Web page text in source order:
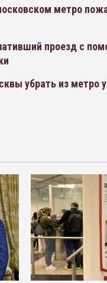
метро
проезд с
убрать из метро